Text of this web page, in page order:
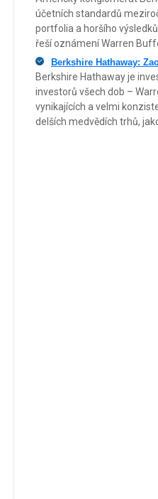
účetních standardů
portfolia a horšího
řeší oznámení Warren
Berkshire Hathaway:
Berkshire Hathaway je
investorů všech dob –
vynikajících a velmi
delších medvědích trhů,